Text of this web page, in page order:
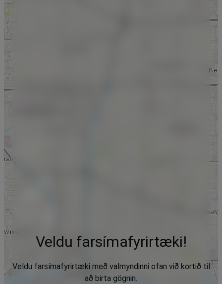
Veldu farsímafyrirtæki!
Veldu farsímafyrirtæki með valmyndinni ofan við kortið til
að birta gögnin.